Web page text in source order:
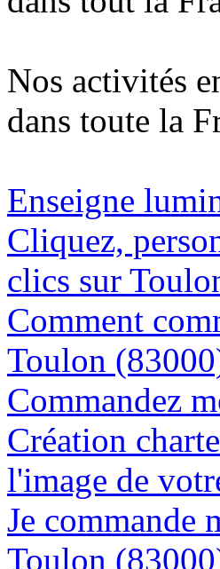
Nos activités
dans toute la
Enseigne
Cliquez,
clics sur
Comment
Toulon
Commandez
Création
l'image de
Je commande
Toulon